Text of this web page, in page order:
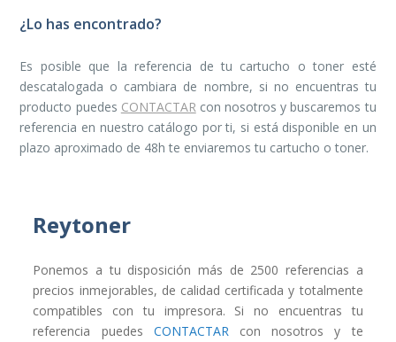
¿Lo has encontrado?
Es posible que la referencia de tu cartucho o toner esté
descatalogada o cambiara de nombre, si no encuentras tu
producto puedes CONTACTARcon nosotros y buscaremos tu
referencia en nuestro catálogo por ti, si está disponible en un
plazo aproximado de 48h te enviaremos tu cartucho o toner.
Reytoner
Ponemos a tu disposición más de 2500 referencias a
precios inmejorables, de calidad certificada y totalmente
compatibles con tu impresora. Si no encuentras tu
referencia puedes CONTACTARcon nosotros y te